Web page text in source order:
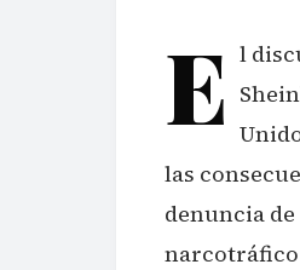
E l
las
denuncia
narcotráfico